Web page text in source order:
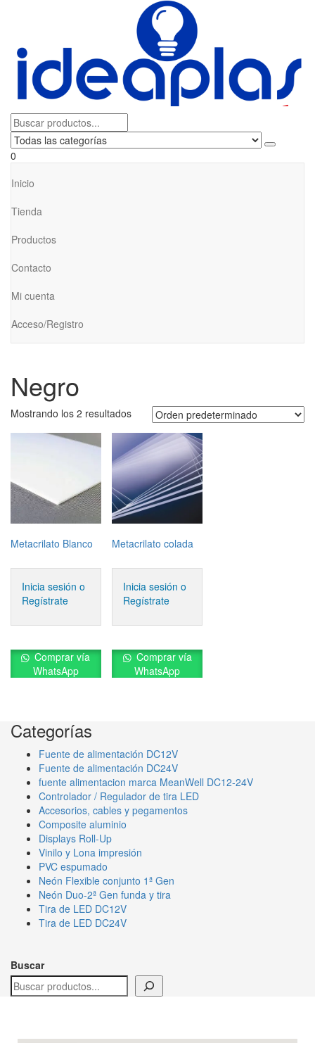
0
Inicio
Tienda
Productos
Contacto
Mi cuenta
Acceso/Registro
Negro
Mostrando los 2 resultados
Metacrilato Blanco
Inicia sesión o
Regístrate
Comprar vía
WhatsApp
Metacrilato colada
Inicia sesión o
Regístrate
Comprar vía
WhatsApp
Categorías
Fuente de alimentación DC12V
Fuente de alimentación DC24V
fuente alimentacion marca MeanWell DC12-24V
Controlador / Regulador de tira LED
Accesorios, cables y pegamentos
Composite aluminio
Displays Roll-Up
Vinilo y Lona impresión
PVC espumado
Neón Flexible conjunto 1ª Gen
Neón Duo-2ª Gen funda y tira
Tira de LED DC12V
Tira de LED DC24V
Buscar